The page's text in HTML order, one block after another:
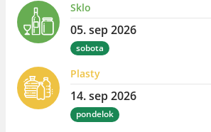
Sklo
05. sep 2026
sobota
Plasty
14. sep 2026
pondelok